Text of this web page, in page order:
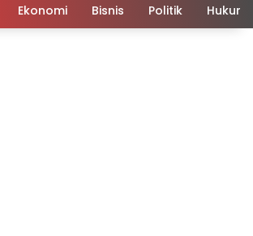
Ekonomi Bisnis Politik Hukum